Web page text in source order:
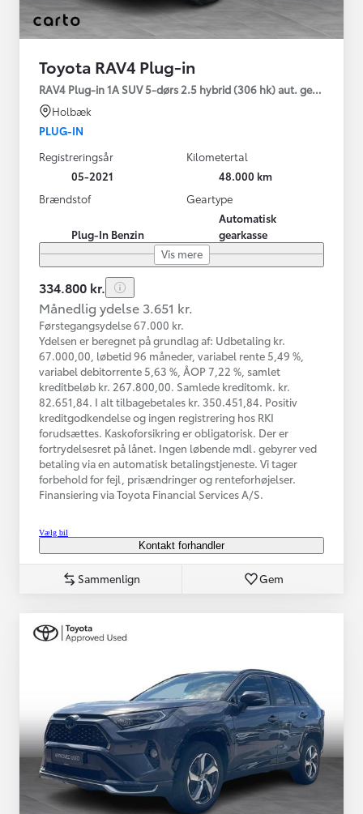
Toyota RAV4 Plug-in
RAV4 Plug-in 1A SUV 5-dørs 2.5 hybrid (306 hk) aut. gear AWD-i
Holbæk
PLUG-IN
Registreringsår
05-2021
Kilometertal
48.000 km
Brændstof
Plug-In Benzin
Geartype
Automatisk
gearkasse
Vis mere
334.800 kr.
Månedlig ydelse 3.651 kr.
Førstegangsydelse 67.000 kr.
Ydelsen er beregnet på grundlag af: Udbetaling kr.
67.000,00, løbetid 96 måneder, variabel rente 5,49 %,
variabel debitorrente 5,63 %, ÅOP 7,22 %, samlet
kreditbeløb kr. 267.800,00. Samlede kreditomk. kr.
82.651,84. I alt tilbagebetales kr. 350.451,84. Positiv
kreditgodkendelse og ingen registrering hos RKI
forudsættes. Kaskoforsikring er obligatorisk. Der er
fortrydelsesret på lånet. Ingen løbende mdl. gebyrer ved
betaling via en automatisk betalingstjeneste. Vi tager
forbehold for fejl, prisændringer og renteforhøjelser.
Finansiering via Toyota Financial Services A/S.
Vælg bil
Kontakt forhandler
Sammenlign Gem